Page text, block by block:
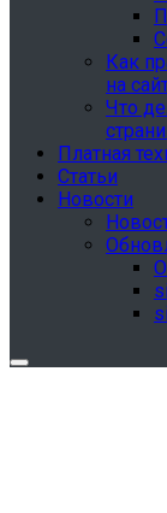
Как
на
Что
Платная
Статьи
Новости